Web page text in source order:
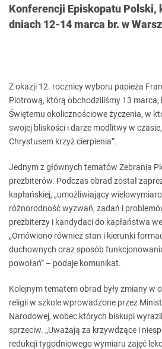
Konferencji Episkopatu Polski,
dniach 12-14 marca br. w
Z okazji 12. rocznicy wyboru papieża
Piotrową, którą obchodziliśmy 13 marca,
Świętemu okolicznościowe życzenia, w
swojej bliskości i darze modlitwy w
Chrystusem krzyż cierpienia”.
Jednym z głównych tematów Zebrania
prezbiterów. Podczas obrad został
kapłańskiej, „umożliwiający
różnorodność wyzwań, zadań i
prezbiterzy i kandydaci do kapłaństwa
„Omówiono również stan i kierunki
duchownych oraz sposób
powołań” – podaje komunikat.
Kolejnym tematem obrad były zmiany w
religii w szkole wprowadzone przez
Narodowej, wobec których biskupi
sprzeciw. „Uważają za krzywdzące i
redukcji tygodniowego wymiaru zajęć